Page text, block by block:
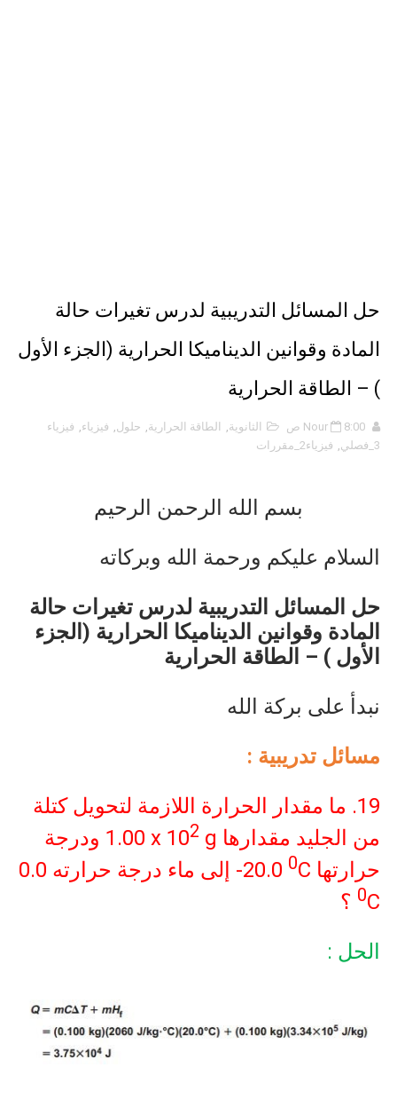
حل المسائل التدريبية لدرس تغيرات حالة
المادة وقوانين الديناميكا الحرارية (الجزء الأول
) – الطاقة الحرارية
Nour 8:00 ص الثانوية, الطاقة الحرارية, حلول, فيزياء, فيزياء
3_فصلي
, فيزياء2_مقررات
بسم الله الرحمن الرحيم
السلام عليكم ورحمة الله وبركاته
حل المسائل التدريبية لدرس تغيرات حالة
المادة وقوانين الديناميكا الحرارية (الجزء
الأول ) – الطاقة الحرارية
نبدأ على بركة الله
مسائل تدريبية :
19. ما مقدار الحرارة اللازمة لتحويل كتلة
من الجليد مقدارها
1.00 x 102 g
ودرجة
حرارتها
-20.0 0C إلى ماء درجة حرارته 0.0
0C
؟
الحل :